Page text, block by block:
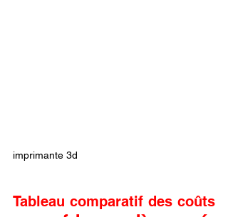
imprimante 3d
Tableau comparatif des coûts